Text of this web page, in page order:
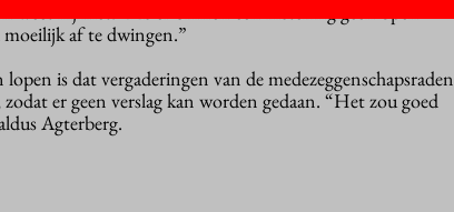
weet hij niet. “Als er binnen een instelling geen open
af te dwingen.”
is dat vergaderingen van de medezeggenschapsraden
er geen verslag kan worden gedaan. “Het zou goed
Agterberg.